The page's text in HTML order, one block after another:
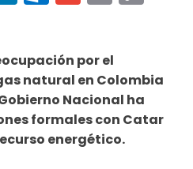
por el
natural en Colombia
Nacional ha
formales con Catar
energético.